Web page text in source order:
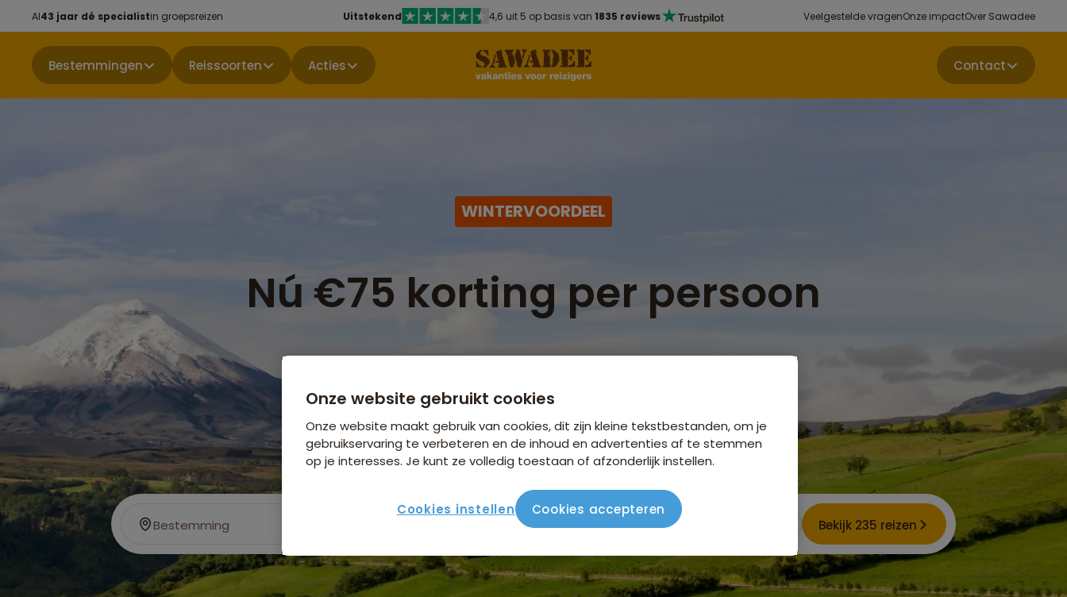
Al43 jaar dé specialistin groepsreizen Uitstekend 4,6 uit 5 op basis van 1835 reviews Veelgestelde vragenOnze impactOver Sawadee
Bestemmingen Reissoorten Acties Contact
WINTERVOORDEEL
Nú €75 korting per persoon
Bestemming Reisperiode Bekijk 235 reizen
Onze website gebruikt cookies
Onze website maakt gebruik van cookies, dit zijn kleine tekstbestanden, om je
gebruikservaring te verbeteren en de inhoud en advertenties af te stemmen
op je interesses. Je kunt ze volledig toestaan of afzonderlijk instellen.
Cookies instellen Cookies accepteren